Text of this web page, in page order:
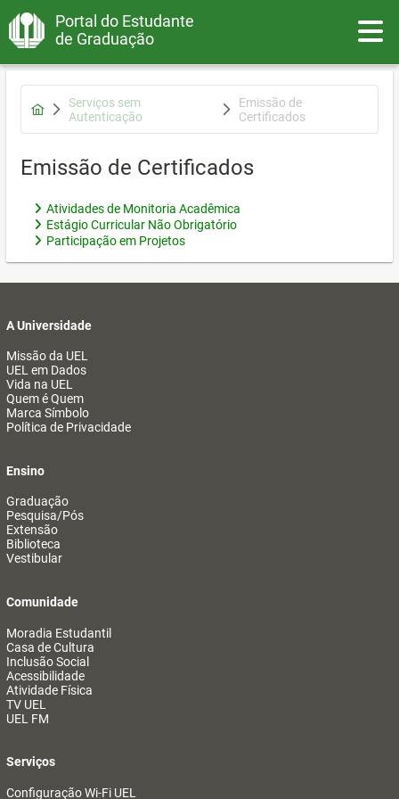
Portal do Estudante
de Graduação
Serviços sem
Autenticação
Emissão de
Certificados
Emissão de Certificados
Atividades de Monitoria Acadêmica
Estágio Curricular Não Obrigatório
Participação em Projetos
A Universidade
Missão da UEL
UEL em Dados
Vida na UEL
Quem é Quem
Marca Símbolo
Política de Privacidade
Ensino
Graduação
Pesquisa/Pós
Extensão
Biblioteca
Vestibular
Comunidade
Moradia Estudantil
Casa de Cultura
Inclusão Social
Acessibilidade
Atividade Física
TV UEL
UEL FM
Serviços
Configuração Wi-Fi UEL